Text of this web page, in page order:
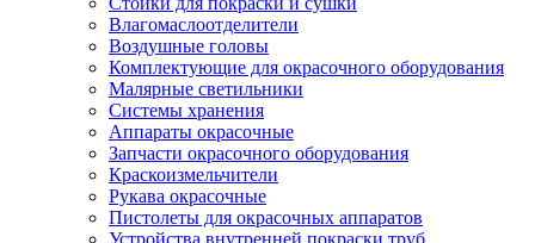
Влагомаслоотделители
Воздушные головы
Комплектующие для окрасочного оборудования
Малярные светильники
Системы хранения
Аппараты окрасочные
Запчасти окрасочного оборудования
Краскоизмельчители
Рукава окрасочные
Пистолеты для окрасочных аппаратов
Устройства внутренней покраски труб